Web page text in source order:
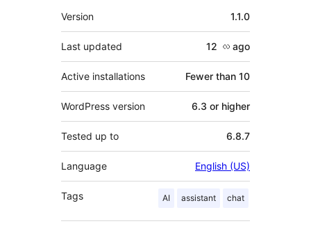
Meta
Version 1.1.0
Last updated 12 လ ago
Active installations Fewer than 10
WordPress version 6.3 or higher
Tested up to 6.8.7
Language English (US)
Tags AI assistant chat